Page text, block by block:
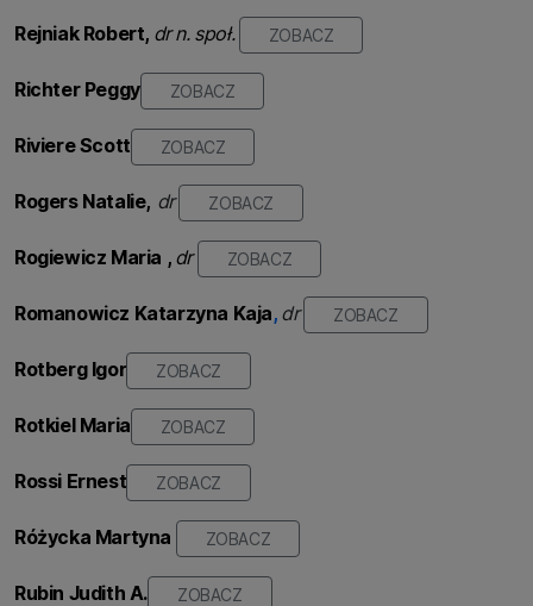
Rejniak Robert, dr n. społ. ZOBACZ
Richter Peggy ZOBACZ
Riviere Scott ZOBACZ
Rogers Natalie, dr ZOBACZ
Rogiewicz Maria , dr ZOBACZ
Romanowicz Katarzyna Kaja, dr ZOBACZ
Rotberg Igor ZOBACZ
Rotkiel Maria ZOBACZ
Rossi Ernest ZOBACZ
Różycka Martyna ZOBACZ
Rubin Judith A. ZOBACZ